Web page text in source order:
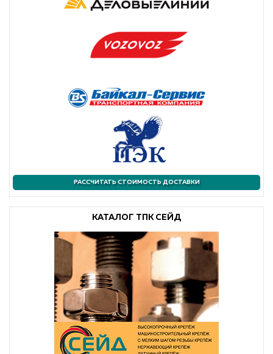
РАССЧИТАТЬ СТОИМОСТЬ ДОСТАВКИ
КАТАЛОГ ТПК СЕЙД